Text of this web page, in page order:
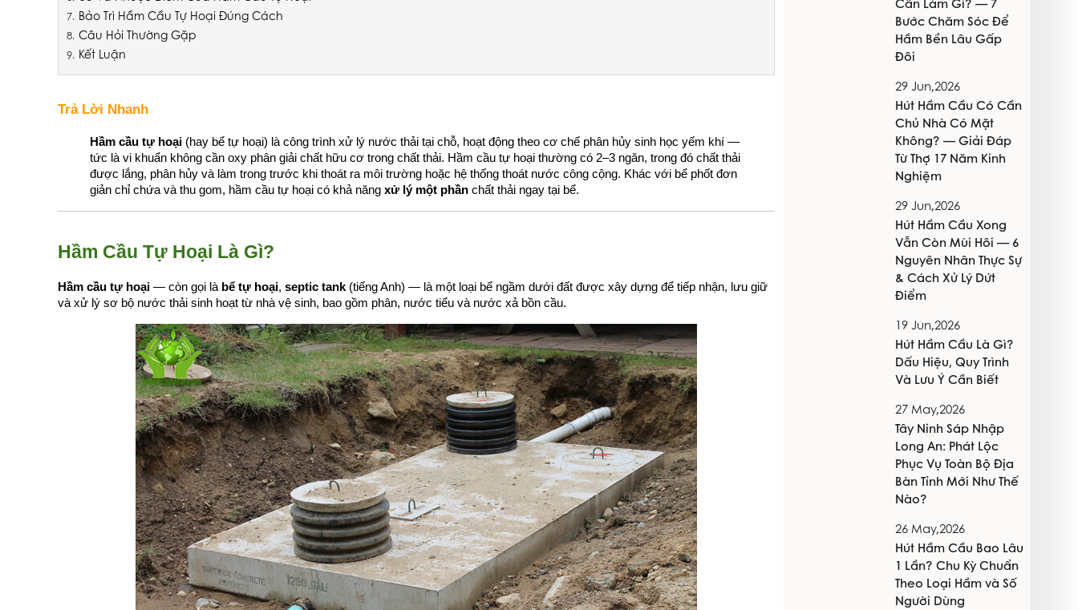
Bảo Trì Hầm Cầu Tự Hoại Đúng Cách
Câu Hỏi Thường Gặp
Kết Luận
Trả Lời Nhanh
Hầm cầu tự hoại (hay bể tự hoại) là công trình xử lý nước thải tại chỗ, hoạt động theo cơ chế phân hủy sinh học yếm khí —
tức là vi khuẩn không cần oxy phân giải chất hữu cơ trong chất thải. Hầm cầu tự hoại thường có 2–3 ngăn, trong đó chất thải
được lắng, phân hủy và làm trong trước khi thoát ra môi trường hoặc hệ thống thoát nước công cộng. Khác với bể phốt đơn
giản chỉ chứa và thu gom, hầm cầu tự hoại có khả năng xử lý một phần chất thải ngay tại bể.
Hầm Cầu Tự Hoại Là Gì?
Hầm cầu tự hoại — còn gọi là bể tự hoại, septic tank (tiếng Anh) — là một loại bể ngầm dưới đất được xây dựng để tiếp nhận, lưu giữ
và xử lý sơ bộ nước thải sinh hoạt từ nhà vệ sinh, bao gồm phân, nước tiểu và nước xả bồn cầu.
Bước Chăm Sóc Để
Hầm Bền Lâu Gấp
Đôi
29 Jun,2026
Hút Hầm Cầu Có Cần
Chủ Nhà Có Mặt
Không? — Giải Đáp
Từ Thợ 17 Năm Kinh
Nghiệm
29 Jun,2026
Hút Hầm Cầu Xong
Vẫn Còn Mùi Hôi — 6
Nguyên Nhân Thực Sự
& Cách Xử Lý Dứt
Điểm
19 Jun,2026
Hút Hầm Cầu Là Gì?
Dấu Hiệu, Quy Trình
Và Lưu Ý Cần Biết
27 May,2026
Tây Ninh Sáp Nhập
Long An: Phát Lộc
Phục Vụ Toàn Bộ Địa
Bàn Tỉnh Mới Như Thế
Nào?
26 May,2026
Hút Hầm Cầu Bao Lâu
1 Lần? Chu Kỳ Chuẩn
Theo Loại Hầm và Số
Người Dùng